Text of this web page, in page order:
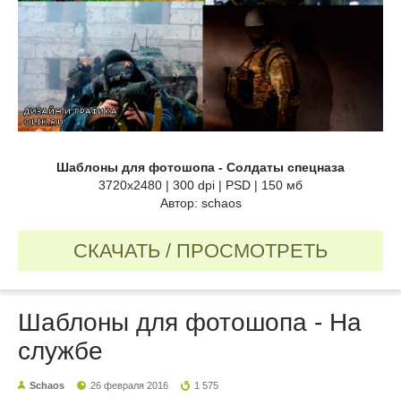
Шаблоны для фотошопа - Солдаты спецназа
3720х2480 | 300 dpi | PSD | 150 мб
Автор: schaos
СКАЧАТЬ / ПРОСМОТРЕТЬ
Шаблоны для фотошопа - На
службе
Schaos 26 февраля 2016 1 575